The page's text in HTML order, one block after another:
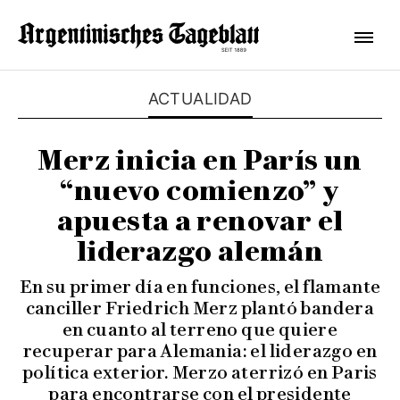
ACTUALIDAD
Merz inicia en París un
“nuevo comienzo” y
apuesta a renovar el
liderazgo alemán
En su primer día en funciones, el flamante
canciller Friedrich Merz plantó bandera
en cuanto al terreno que quiere
recuperar para Alemania: el liderazgo en
política exterior. Merzo aterrizó en Paris
para encontrarse con el presidente